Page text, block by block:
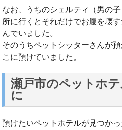
なお、うちのシェルティ（男の
所に行くとそれだけでお腹を壊
んでいました。
そのうちペットシッターさんが
こに預けていました。
瀬戸市のペットホ
に
預けたいペットホテルが見つかっ